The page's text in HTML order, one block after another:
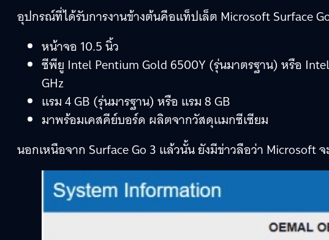
อุปกรณ์ที่ได้รับการงานข้างต้นคือแท็ปเล็ต Microsoft Surface
หน้าจอ 10.5 นิ้ว
ซีพียู Intel Pentium Gold 6500Y (รุ่นมาตรฐาน) หรือ Intel
GHz
แรม 4 GB (รุ่นมารฐาน) หรือ แรม 8 GB
มาพร้อมเคสคีย์บอร์ด ผลิตจากวัสดุแมกซีเซียม
นอกเหนือจาก Surface Go 3 แล้วนั้น ยังมีข่าวลือว่า Microsoft